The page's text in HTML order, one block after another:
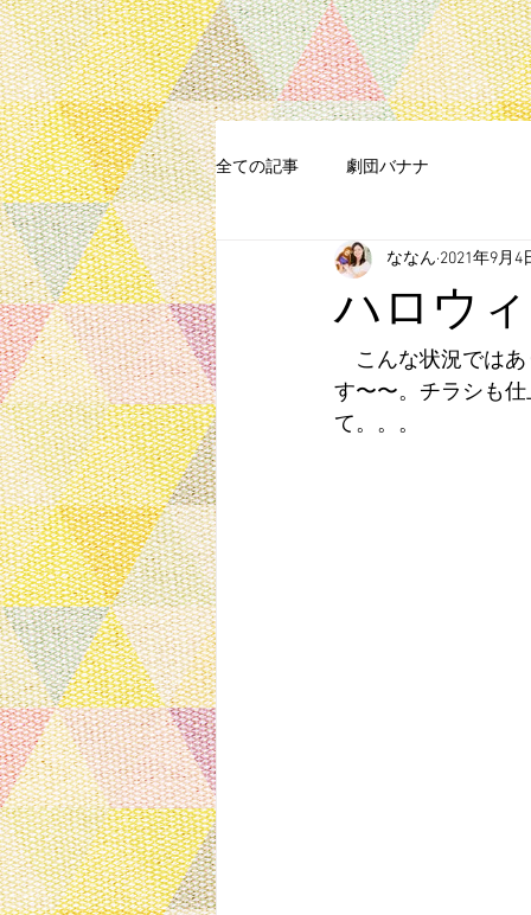
全ての記事 劇団バナナ
ハロウ
ななん 2021年9月4
こんな状況ではあ
す〜〜。チラシも
て。。。